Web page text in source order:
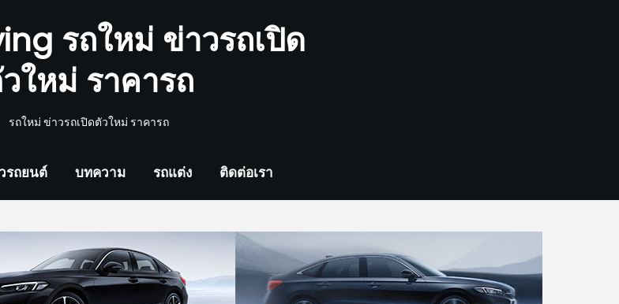
รถใหม่ ข่าวรถเปิด
ใหม่ ราคารถ
รถใหม่ ข่าวรถเปิดตัวใหม่ ราคารถ
รถยนต์ บทความ รถแต่ง ติดต่อเรา